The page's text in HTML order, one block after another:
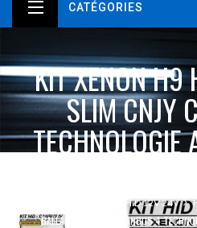
CATÉGORIES
KIT XENON H9
SLIM CNJY
TECHNOLOGIE
XENON HID 12V 24V
BALLAST SLIM CNJY CANBUS 4